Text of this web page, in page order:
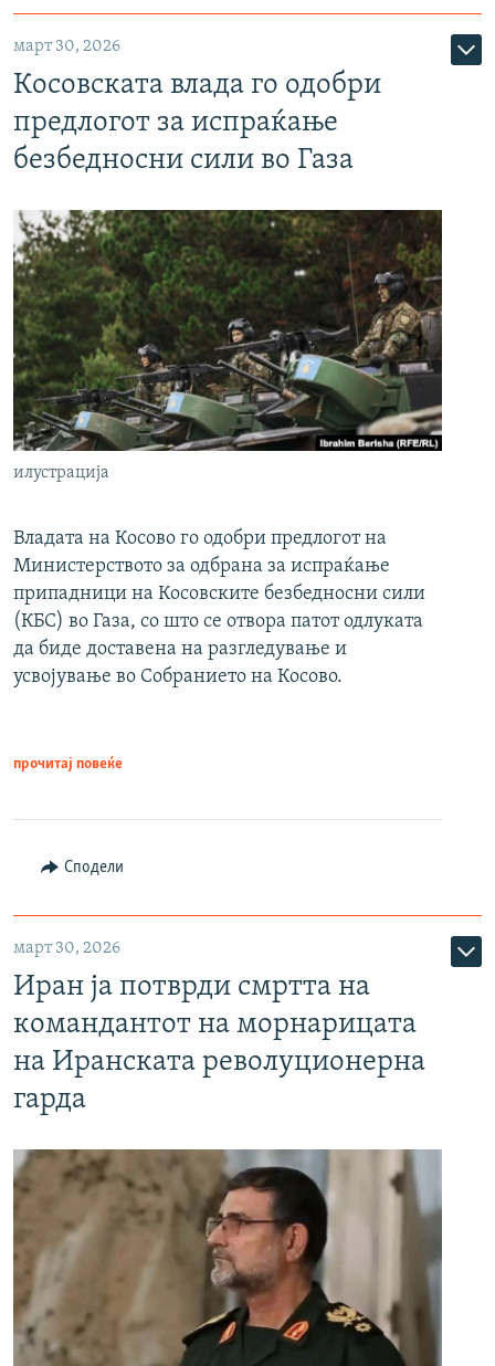
март 30, 2026
Косовската влада го одобри
предлогот за испраќање
безбедносни сили во Газа
илустрација
Владата на Косово го одобри предлогот на
Министерството за одбрана за испраќање
припадници на Косовските безбедносни сили
(КБС) во Газа, со што се отвора патот одлуката
да биде доставена на разгледување и
усвојување во Собранието на Косово.
прочитај повеќе
Сподели
март 30, 2026
Иран ја потврди смртта на
командантот на морнарицата
на Иранската револуционерна
гарда